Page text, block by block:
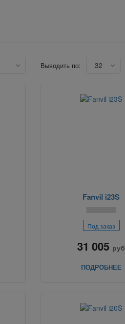
Выводить по: 32
Fanvil i23S
Под заказ
31 005 руб
ПОДРОБНЕЕ